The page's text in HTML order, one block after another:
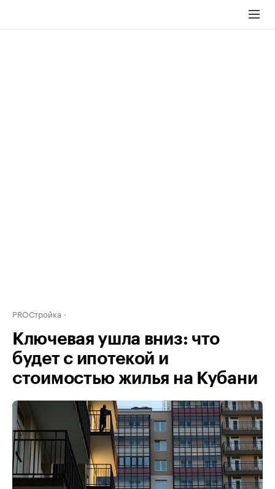
PROСтройка
Ключевая ушла вниз: что
будет с ипотекой и
стоимостью жилья на Кубани